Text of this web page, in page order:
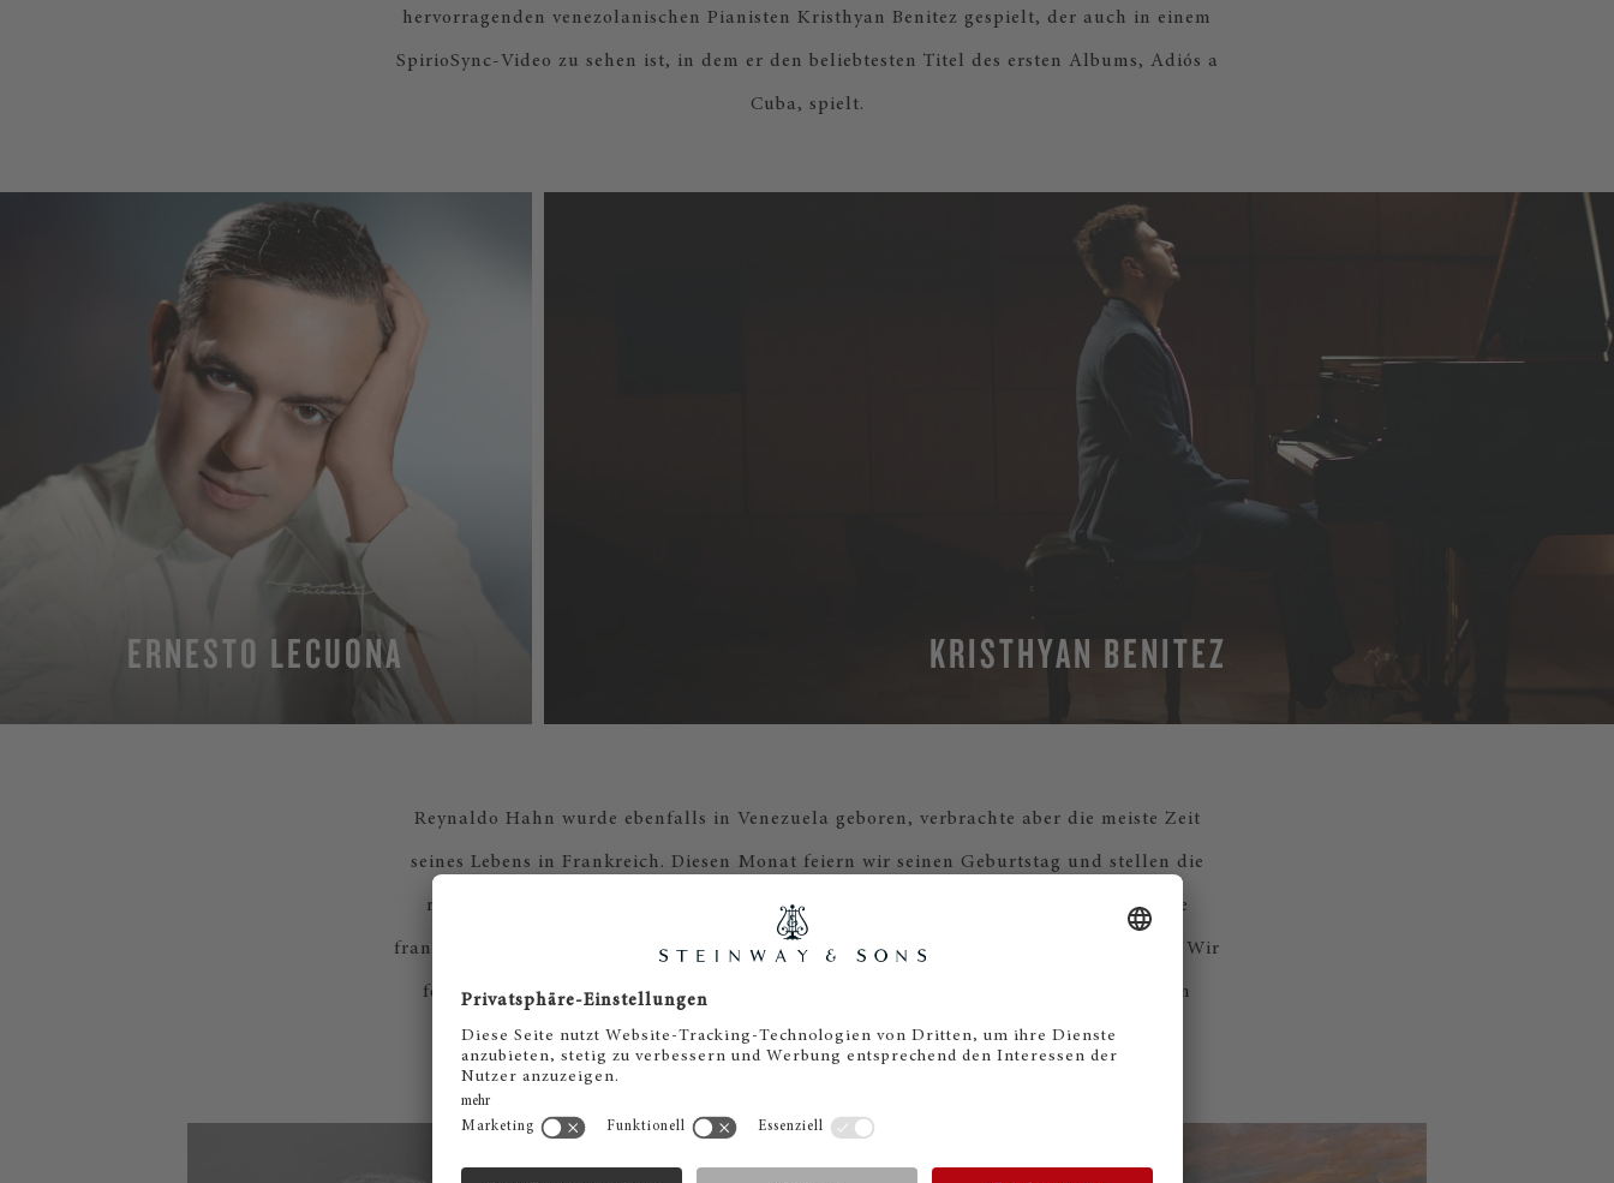
hervorragenden venezolanischen Pianisten Kristhyan Benitez gespielt, der auch in einem
SpirioSync-Video zu sehen ist, in dem er den beliebtesten Titel des ersten Albums, Adiós a
Cuba, spielt.
ERNESTO LECUONA KRISTHYAN BENITEZ
Reynaldo Hahn wurde ebenfalls in Venezuela geboren, verbrachte aber die meiste Zeit
seines Lebens in Frankreich. Diesen Monat feiern wir seinen Geburtstag und stellen die
reizvolle Miniaturensammlung Le rossignol éperdu vor. Und natürlich ist der große
französische Modernist Claude Debussy aus der Welt des Klaviers nicht wegzudenken. Wir
feiern seinen Geburtstag mit einer aktualisierten Wiedergabeliste seiner beliebtesten
Musikstücke.